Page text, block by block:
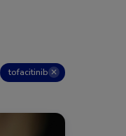
tofacitinib ✕